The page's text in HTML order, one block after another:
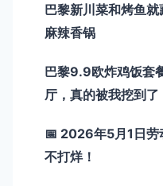
巴黎新川菜和烤鱼
麻辣香锅
巴黎9.9欧炸鸡饭套
厅，真的被我挖到了
📅 2026年5月1日劳
不打烊！